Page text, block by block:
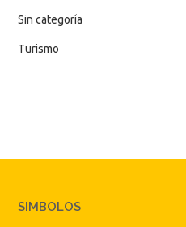
Sin categoría
Turismo
SIMBOLOS